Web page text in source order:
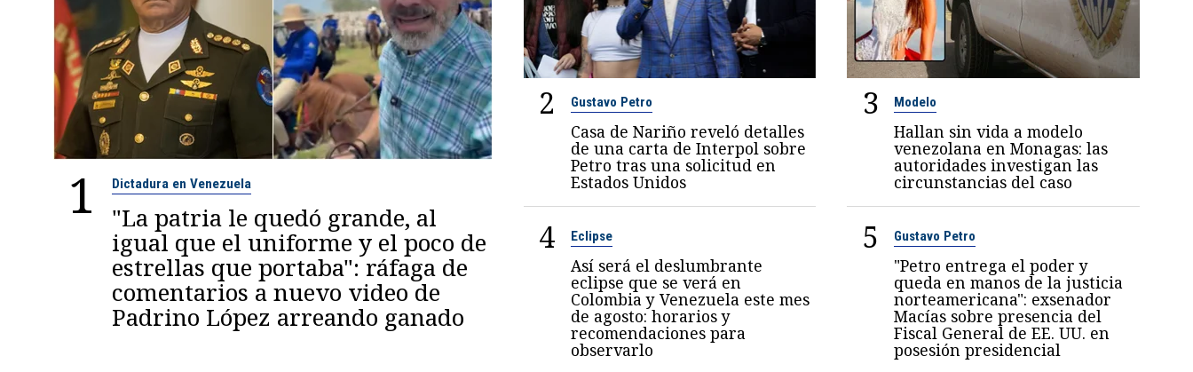
1 Dictadura en Venezuela
"La patria le quedó grande, al
igual que el uniforme y el poco de
estrellas que portaba": ráfaga de
comentarios a nuevo video de
Padrino López arreando ganado
2 Gustavo Petro
Casa de Nariño reveló detalles
de una carta de Interpol sobre
Petro tras una solicitud en
Estados Unidos
3 Modelo
Hallan sin vida a modelo
venezolana en Monagas: las
autoridades investigan las
circunstancias del caso
4 Eclipse
Así será el deslumbrante
eclipse que se verá en
Colombia y Venezuela este mes
de agosto: horarios y
recomendaciones para
observarlo
5 Gustavo Petro
"Petro entrega el poder y
queda en manos de la justicia
norteamericana": exsenador
Macías sobre presencia del
Fiscal General de EE. UU. en
posesión presidencial